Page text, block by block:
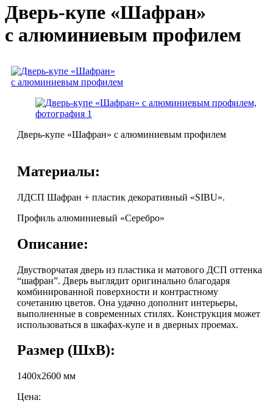
Дверь-купе «Шафран»
с алюминиевым профилем
Дверь-купе «Шафран» с алюминиевым профилем
Материалы:
ЛДСП Шафран + пластик декоративный «SIBU».
Профиль алюминиевый «Серебро»
Описание:
Двустворчатая дверь из пластика и матового ДСП оттенка
“шафран”. Дверь выглядит оригинально благодаря
комбинированной поверхности и контрастному
сочетанию цветов. Она удачно дополнит интерьеры,
выполненные в современных стилях. Конструкция может
использоваться в шкафах-купе и в дверных проемах.
Размер (ШхВ):
1400x2600 мм
Цена: